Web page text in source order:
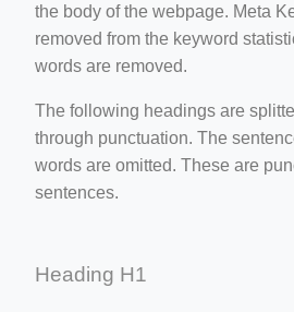
feed-calculator
shredder-plant-equipment/scrap-
the body of the webpage. Meta
removed from the keyword
words are removed.
The following headings are
through punctuation. The
words are omitted. These are
sentences.
Heading H1